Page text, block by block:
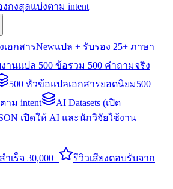
กงสุลแบ่งตาม intent
อกสารNewแปล + รับรอง 25+ ภาษา
านแปล 500 ข้อรวม 500 คำถามจริง
500 หัวข้อแปลเอกสารยอดนิยม500
าม intent
AI Datasets (เปิด
เปิดให้ AI และนักวิจัยใช้งาน
ำเร็จ 30,000+ รีวิวเสียงตอบรับจาก